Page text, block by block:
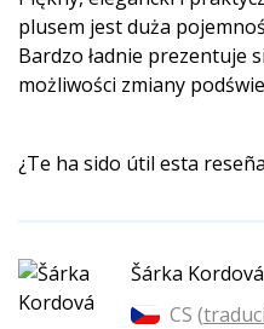
plusem jest duża
Bardzo ładnie prezentuje
możliwości zmiany
¿Te ha sido útil esta
Šárka Kordová
CS (